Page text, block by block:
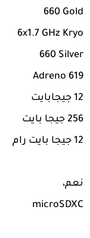
660 Gold
6x1.7 GHz Kryo
660 Silver
Adreno 619
12 جيجابايت
256 جيجا بايت
12 جيجا بايت رام
نعم،
microSDXC